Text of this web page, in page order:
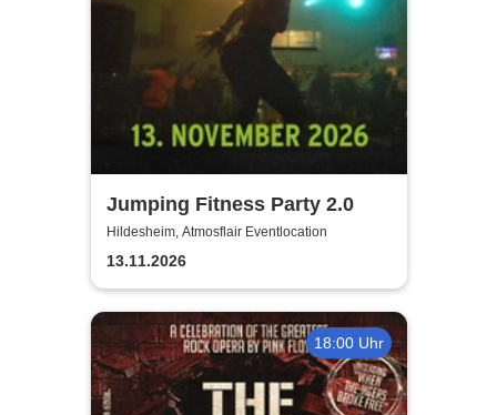
Jumping Fitness Party 2.0
Hildesheim, Atmosflair Eventlocation
13.11.2026
18:00 Uhr